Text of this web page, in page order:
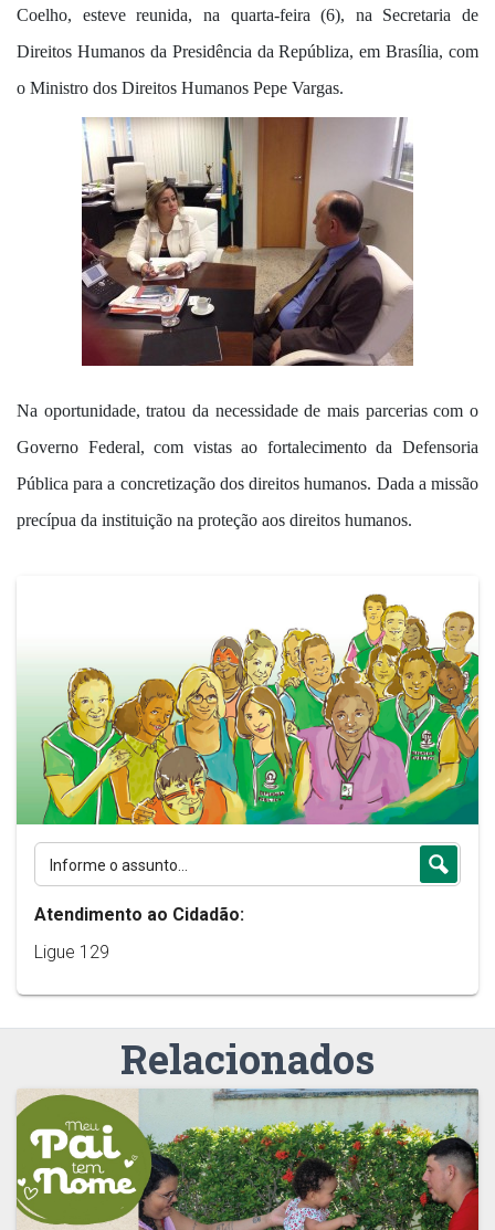
Coelho, esteve reunida, na quarta-feira (6), na Secretaria de
Direitos Humanos da Presidência da Repúbliza, em Brasília, com
o Ministro dos Direitos Humanos Pepe Vargas.
Na oportunidade, tratou da necessidade de mais parcerias com o
Governo Federal, com vistas ao fortalecimento da Defensoria
Pública para a concretização dos direitos humanos. Dada a missão
precípua da instituição na proteção aos direitos humanos.
Atendimento ao Cidadão:
Ligue 129
Relacionados